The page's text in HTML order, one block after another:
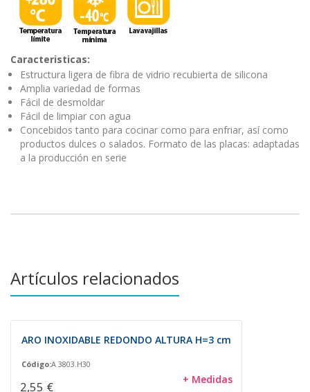
Caracteristicas:
Estructura ligera de fibra de vidrio recubierta de silicona
Amplia variedad de formas
Fácil de desmoldar
Fácil de limpiar con agua
Concebidos tanto para cocinar como para enfriar, así como
productos dulces o salados. Formato de las placas: adaptadas
a la producción en serie
Artículos relacionados
ARO INOXIDABLE REDONDO ALTURA H=3 cm
Código:A 3803.H30
2,55 € + Medidas